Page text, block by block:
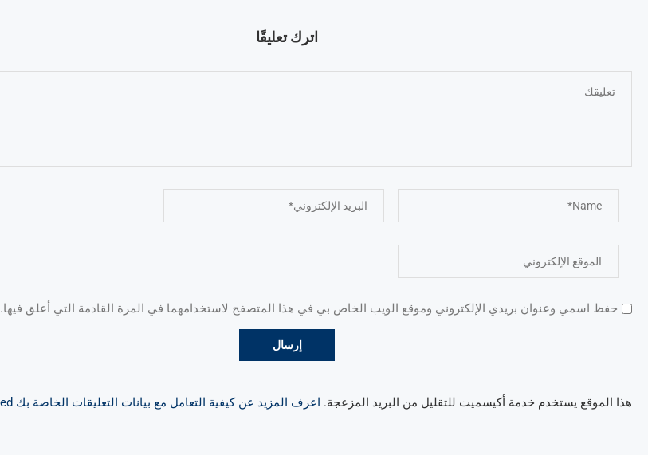
اترك تعليقًا
حفظ اسمي وعنوان بريدي الإلكتروني وموقع الويب الخاص بي في هذا المتصفح لاستخدامهما في المرة القادمة التي أعلق فيها.
هذا الموقع يستخدم خدمة أكيسميت للتقليل من البريد المزعجة. اعرف المزيد عن كيفية التعامل مع بيانات التعليقات الخاصة بك processed